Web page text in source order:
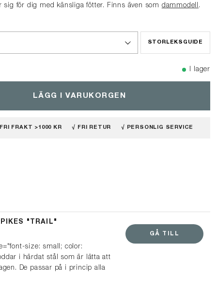
för dig med känsliga fötter. Finns även som dammodell .
STORLEKSGUIDE
I lager
LÄGG I VARUKORGEN
FRAKT >1000 KR √ FRI RETUR √ PERSONLIG SERVICE
"TRAIL"
size: small; color:
i härdat stål som är lätta att
De passar på i princip alla
sneakers och vinterskor till
GÅ TILL